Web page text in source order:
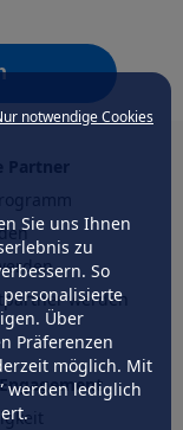
notwendige Cookies
Sie uns Ihnen
zu
So
Über
Präferenzen
möglich. Mit
werden lediglich
werden